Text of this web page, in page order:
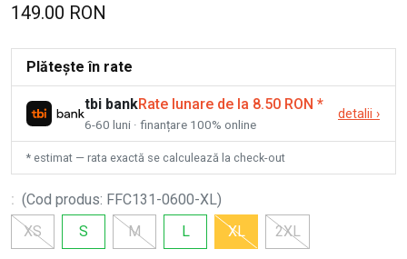
149.00 RON
Plătește în rate
tbi bankRate lunare de la 8.50 RON *
6-60 luni · finanțare 100% online
detalii ›
* estimat — rata exactă se calculează la check-out
: (Cod produs: FFC131-0600-XL)
XS
S M L XL 2XL